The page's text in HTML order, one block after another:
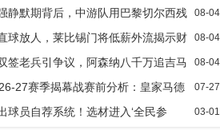
破局
静默期背后，中游队用巴黎切尔西残
08-04
球放人，莱比锡门将低薪外流揭示财
08-04
签老兵引争议，阿森纳八千万追吉马
检
08-04
27赛季揭幕战赛前分析：皇家马德
家社会
07-27
球员自荐系统！选材进入‘全民参
03-01